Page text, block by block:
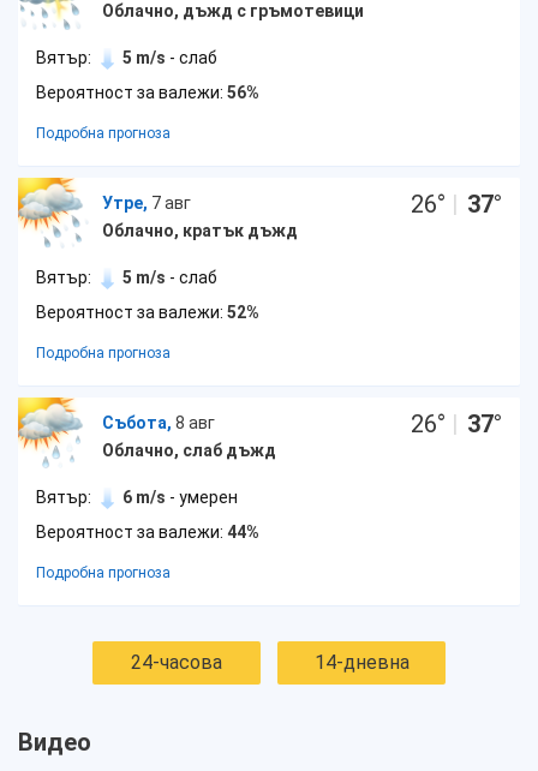
Облачно, дъжд с гръмотевици
Вятър: 5 m/s - слаб
Вероятност за валежи: 56%
Подробна прогноза
Утре, 7 авг
Облачно, кратък дъжд
26° | 37°
Вятър: 5 m/s - слаб
Вероятност за валежи: 52%
Подробна прогноза
Събота, 8 авг
Облачно, слаб дъжд
26° | 37°
Вятър: 6 m/s - умерен
Вероятност за валежи: 44%
Подробна прогноза
24-часова 14-дневна
Видео